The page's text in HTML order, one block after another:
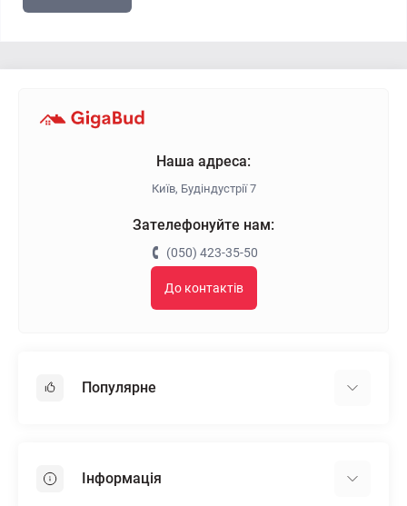
Наша адреса:
Київ, Будіндустрії 7
Зателефонуйте нам:
(050) 423-35-50
До контактів
Популярне
Пінопласт
Інформація